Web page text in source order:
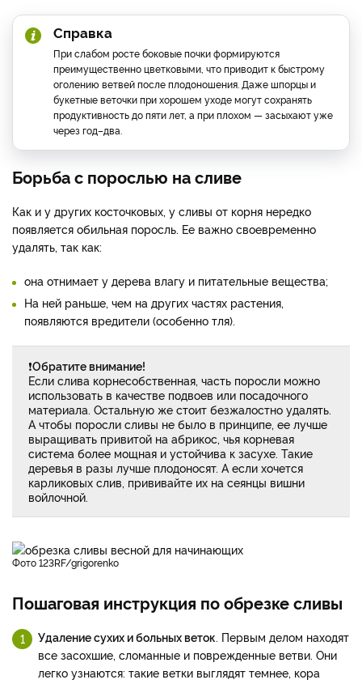
Справка
При слабом росте боковые почки формируются
преимущественно цветковыми, что приводит к быстрому
оголению ветвей после плодоношения. Даже шпорцы и
букетные веточки при хорошем уходе могут сохранять
продуктивность до пяти лет, а при плохом — засыхают уже
через год–два.
Борьба с порослью на сливе
Как и у других косточковых, у сливы от корня нередко
появляется обильная поросль. Ее важно своевременно
удалять, так как:
она отнимает у дерева влагу и питательные вещества;
На ней раньше, чем на других частях растения,
появляются вредители (особенно тля).
❗Обратите внимание!
Если слива корнесобственная, часть поросли можно
использовать в качестве подвоев или посадочного
материала. Остальную же стоит безжалостно удалять.
А чтобы поросли сливы не было в принципе, ее лучше
выращивать привитой на абрикос, чья корневая
система более мощная и устойчива к засухе. Такие
деревья в разы лучше плодоносят. А если хочется
карликовых слив, прививайте их на сеянцы вишни
войлочной.
фото 123RF/grigorenko
Пошаговая инструкция по обрезке сливы
Удаление сухих и больных веток . Первым делом находят
все засохшие, сломанные и поврежденные ветви. Они
легко узнаются: такие ветки выглядят темнее, кора